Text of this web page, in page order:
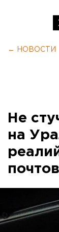
← НОВОСТИ
Не
на